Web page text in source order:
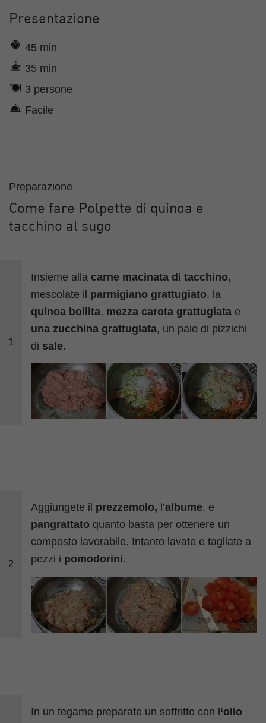
Presentazione
45 min
35 min
3 persone
Facile
Preparazione
Come fare Polpette di quinoa e
tacchino al sugo
1
Insieme alla carne macinata di tacchino,
mescolate il parmigiano grattugiato, la
quinoa bollita, mezza carota grattugiata e
una zucchina grattugiata, un paio di pizzichi
di sale.
2
Aggiungete il prezzemolo, l’albume, e
pangrattato quanto basta per ottenere un
composto lavorabile. Intanto lavate e tagliate a
pezzi i pomodorini.
In un tegame preparate un soffritto con l ‘olio